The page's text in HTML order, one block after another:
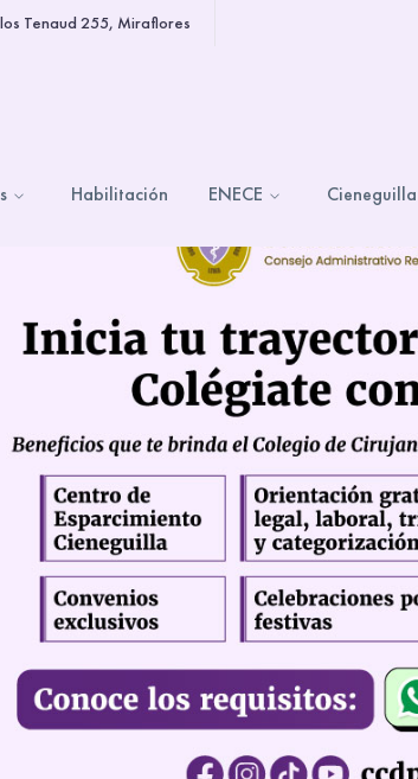
Tenaud 255, Miraflores
Habilitación ENECE Cieneguilla